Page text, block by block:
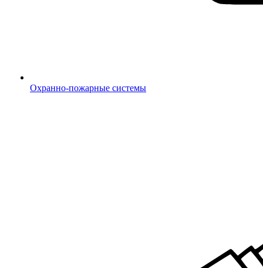
Охранно-пожарные системы